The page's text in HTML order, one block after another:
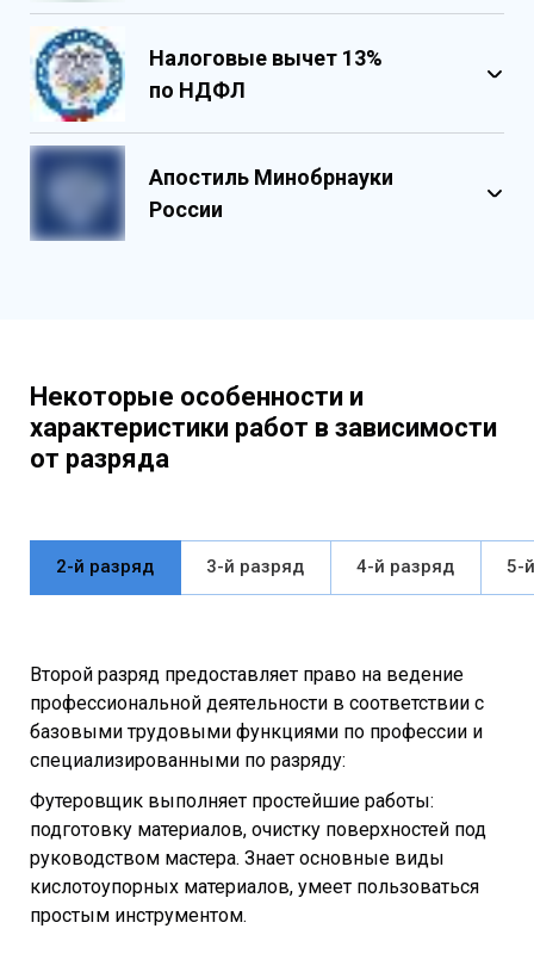
защиты
Государственными реестровыми
элементы защиты
Налоговые вычет 13%
по НДФЛ
Апостиль Минобрнауки
России
Некоторые особенности и
характеристики работ в зависимости
от разряда
2-й разряд 3-й разряд 4-й разряд 5-
Второй разряд предоставляет право на ведение
профессиональной деятельности в соответствии с
базовыми трудовыми функциями по профессии и
специализированными по разряду:
Футеровщик выполняет простейшие работы:
подготовку материалов, очистку поверхностей под
руководством мастера. Знает основные виды
кислотоупорных материалов, умеет пользоваться
простым инструментом.